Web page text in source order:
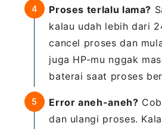
Proses terlalu lama?
kalau udah lebih dari
cancel proses dan
juga HP-mu nggak
baterai saat proses
Error aneh-aneh?
dan ulangi proses.